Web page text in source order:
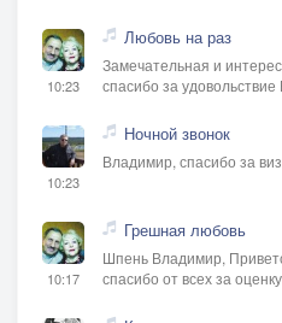
10:23
Любовь на раз
Замечательная и
спасибо за
10:23
Ночной звонок
Владимир, спасибо за
10:17
Грешная любовь
Шпень Владимир,
спасибо от всех за